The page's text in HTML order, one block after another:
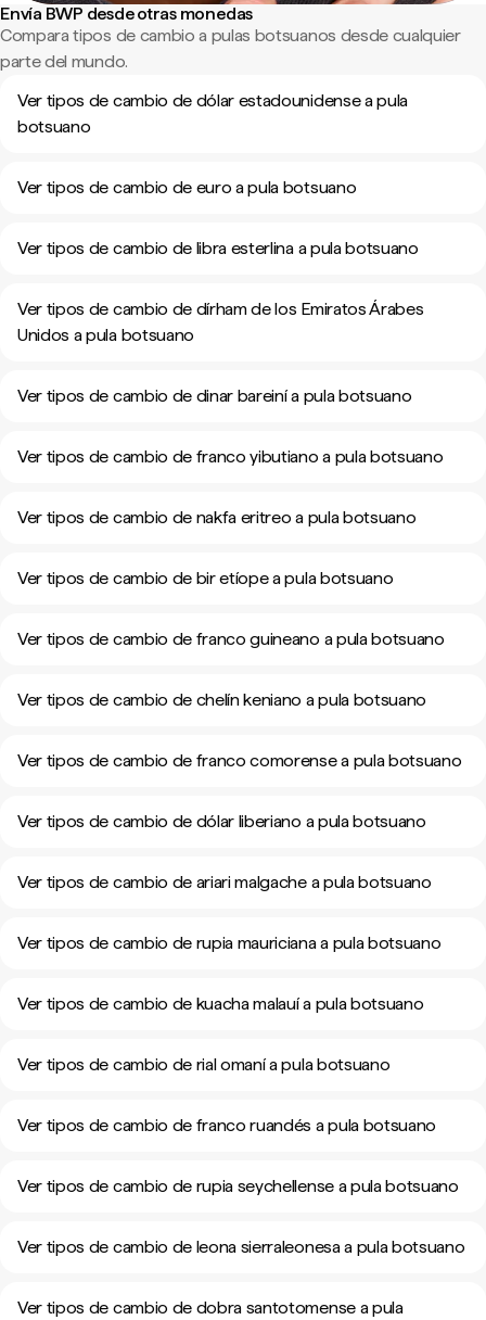
Envía BWP desde otras monedas
Compara tipos de cambio a pulas botsuanos desde cualquier
parte del mundo.
Ver tipos de cambio de dólar estadounidense a pula
botsuano
Ver tipos de cambio de euro a pula botsuano
Ver tipos de cambio de libra esterlina a pula botsuano
Ver tipos de cambio de dírham de los Emiratos Árabes
Unidos a pula botsuano
Ver tipos de cambio de dinar bareiní a pula botsuano
Ver tipos de cambio de franco yibutiano a pula botsuano
Ver tipos de cambio de nakfa eritreo a pula botsuano
Ver tipos de cambio de bir etíope a pula botsuano
Ver tipos de cambio de franco guineano a pula botsuano
Ver tipos de cambio de chelín keniano a pula botsuano
Ver tipos de cambio de franco comorense a pula botsuano
Ver tipos de cambio de dólar liberiano a pula botsuano
Ver tipos de cambio de ariari malgache a pula botsuano
Ver tipos de cambio de rupia mauriciana a pula botsuano
Ver tipos de cambio de kuacha malauí a pula botsuano
Ver tipos de cambio de rial omaní a pula botsuano
Ver tipos de cambio de franco ruandés a pula botsuano
Ver tipos de cambio de rupia seychellense a pula botsuano
Ver tipos de cambio de leona sierraleonesa a pula botsuano
Ver tipos de cambio de dobra santotomense a pula